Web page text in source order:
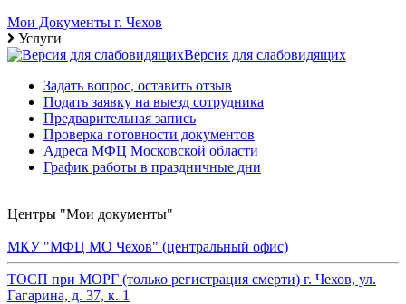
Мои Документы г. Чехов
Услуги
Версия для слабовидящих
Задать вопрос, оставить отзыв
Подать заявку на выезд сотрудника
Предварительная запись
Проверка готовности документов
Адреса МФЦ Московской области
График работы в праздничные дни
Центры "Мои документы"
МКУ "МФЦ МО Чехов" (центральный офис)
ТОСП при МОРГ (только регистрация смерти) г. Чехов, ул.
Гагарина, д. 37, к. 1